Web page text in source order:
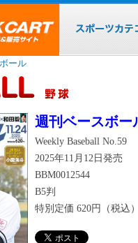
ール
週刊ベースボー
Weekly Baseball No.59
2025年11月12日発売
BBM0012544
B5判
特別定価 620円（税込）